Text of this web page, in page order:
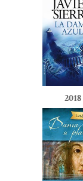
2018